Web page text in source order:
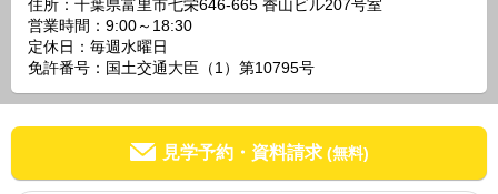
住所：千葉県富里市七栄646-665 香山ビル207号室
営業時間：9:00～18:30
定休日：毎週水曜日
免許番号：国土交通大臣（1）第10795号
見学予約・資料請求 (無料)